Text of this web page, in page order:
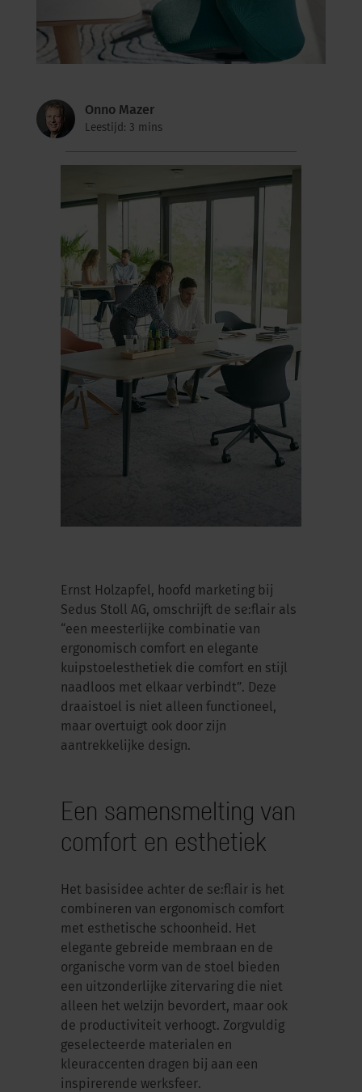
Onno Mazer
Leestijd: 3 mins
Ernst Holzapfel, hoofd marketing bij
Sedus Stoll AG, omschrijft de se:flair als
“een meesterlijke combinatie van
ergonomisch comfort en elegante
kuipstoelesthetiek die comfort en stijl
naadloos met elkaar verbindt”. Deze
draaistoel is niet alleen functioneel,
maar overtuigt ook door zijn
aantrekkelijke design.
Een samensmelting van
comfort en esthetiek
Het basisidee achter de se:flair is het
combineren van ergonomisch comfort
met esthetische schoonheid. Het
elegante gebreide membraan en de
organische vorm van de stoel bieden
een uitzonderlijke zitervaring die niet
alleen het welzijn bevordert, maar ook
de productiviteit verhoogt. Zorgvuldig
geselecteerde materialen en
kleuraccenten dragen bij aan een
inspirerende werksfeer.